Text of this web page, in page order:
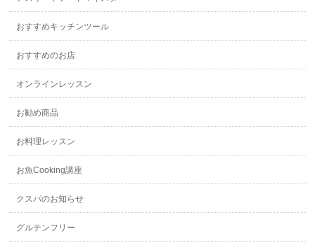
おすすめキッチンツール
おすすめのお店
オンラインレッスン
お勧め商品
お料理レッスン
お魚Cooking講座
クスパのお知らせ
グルテンフリー